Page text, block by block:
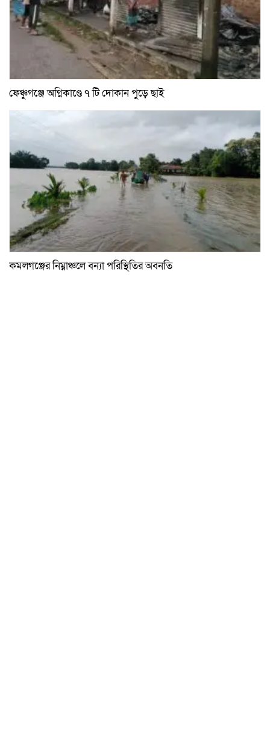
ফেঞ্চুগঞ্জে অগ্নিকাণ্ডে ৭ টি দোকান পুড়ে ছাই
কমলগঞ্জের নিম্নাঞ্চলে বন্যা পরিস্থিতির অবনতি